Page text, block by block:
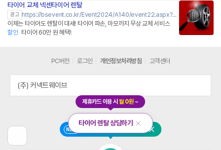
타이어 교체 넥센타이어 렌탈
광고
https://bsevent.co.kr/Event2024/A140/event22.aspx?me=key_naver
이제는 타이어도 렌탈이 대세! 타이어 파손, 마모까지 무상 교체 서비스
할인 타이어 60만 원 혜택!
전
NEW 닫기
제휴카드 이용 시월 0원~
타이어 렌탈 상담하기
닫
기
PC버전 로그인 개인정보처리방침 고객센터
(주) 커넥트웨이브